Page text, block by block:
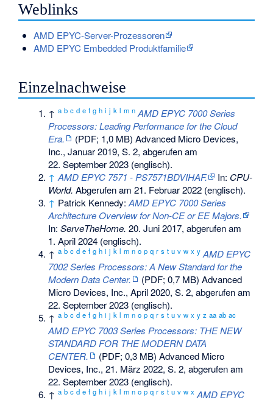
Weblinks
AMD EPYC-Server-Prozessoren
AMD EPYC Embedded Produktfamilie
Einzelnachweise
↑a b c d e f g h i j k l m n AMD EPYC 7000 Series
Processors: Leading Performance for the Cloud
Era.
(PDF; 1,0 MB) Advanced Micro Devices,
Inc., Januar 2019,S. 2, abgerufen am
22. September 2023 (englisch).
↑ AMD EPYC 7571 - PS7571BDVIHAF. In: CPU-
World. Abgerufen am 21. Februar 2022 (englisch).
↑ Patrick Kennedy:AMD EPYC 7000 Series
Architecture Overview for Non-CE or EE Majors.
In:ServeTheHome. 20. Juni 2017, abgerufen am
1. April 2024 (englisch).
↑a b c d e f g h i j k l m n o p q r s t u v w x y AMD EPYC
7002 Series Processors: A New Standard for the
Modern Data Center.
(PDF; 0,7 MB) Advanced
Micro Devices, Inc., April 2020,S. 2, abgerufen am
22. September 2023 (englisch).
↑a b c d e f g h i j k l m n o p q r s t u v w x y z aa ab ac
AMD EPYC 7003 Series Processors: THE NEW
STANDARD FOR THE MODERN DATA
CENTER.
(PDF; 0,3 MB) Advanced Micro
Devices, Inc., 21. März 2022,S. 2, abgerufen am
22. September 2023 (englisch).
↑a b c d e f g h i j k l m n o p q r s t u v w x AMD EPYC